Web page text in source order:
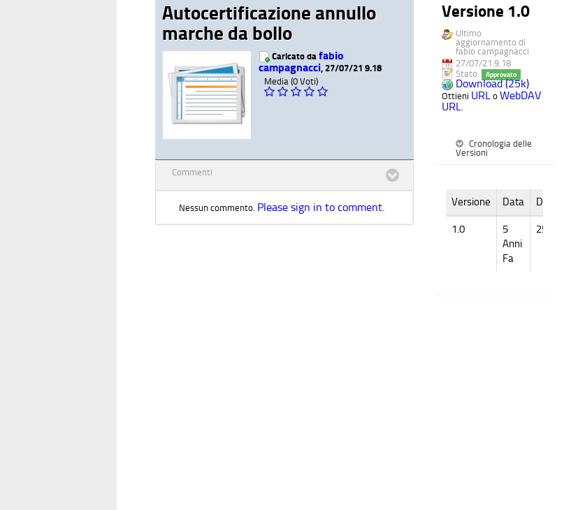
Autocertificazione annullo
marche da bollo
Caricato da fabio
campagnacci, 27/07/21 9.18
Media (0 Voti)
Commenti
Nessun commento. Please sign in to comment.
Versione 1.0
Ultimo
aggiornamento di
fabio campagnacci
27/07/21 9.18
Stato:
Approvato
Download (25k)
Ottieni URL o WebDAV
URL
Cronologia delle
Versioni
Versione Data
1.0
5
Anni
Fa
25k